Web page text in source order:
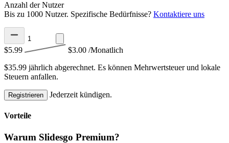
Anzahl der Nutzer
Bis zu 1000 Nutzer. Spezifische Bedürfnisse? Kontaktiere uns
$5.99 $3.00 /Monatlich
$35.99 jährlich abgerechnet. Es können Mehrwertsteuer und lokale
Steuern anfallen.
Registrieren Jederzeit kündigen.
Vorteile
Warum Slidesgo Premium?